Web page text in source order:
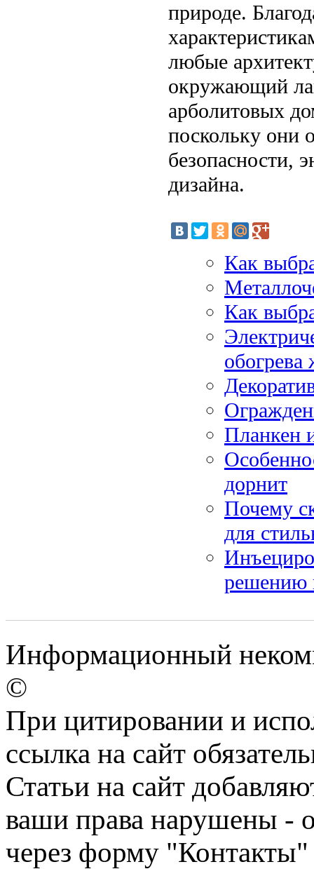
природе.
любые
окружающий
арболитовых
поскольку они
безопасности,
дизайна.
Как
Как
Планкен
дорнит
Почему
для
решению
Информационный
©
При цитировании и
ссылка на сайт
Статьи на сайт
ваши права нарушены -
через форму "Контакты"